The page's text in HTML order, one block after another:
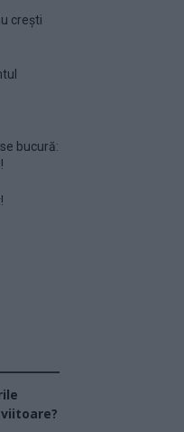
crești
bucură: